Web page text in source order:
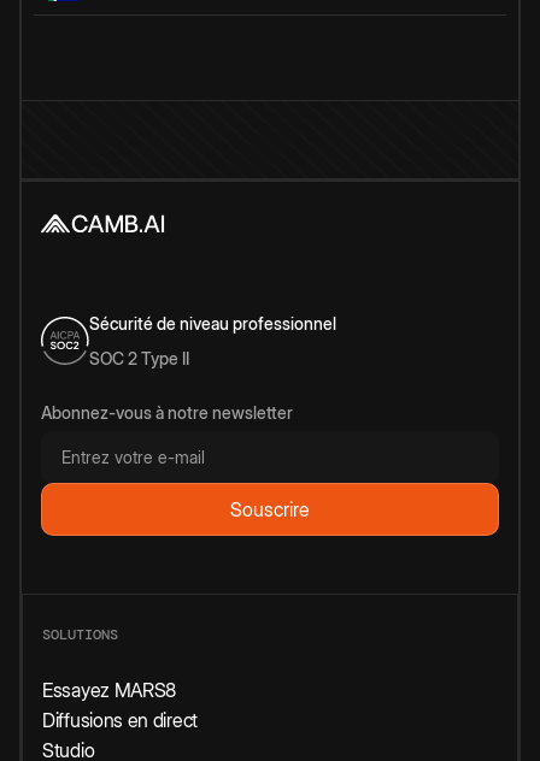
Sécurité de niveau professionnel
SOC 2 Type II
Abonnez-vous à notre newsletter
SOLUTIONS
Essayez MARS8
Diffusions en direct
Studio